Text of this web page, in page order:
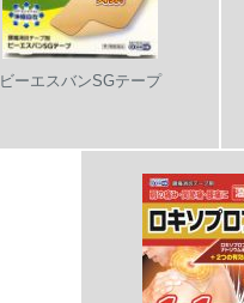
ビーエスバンSGテープ